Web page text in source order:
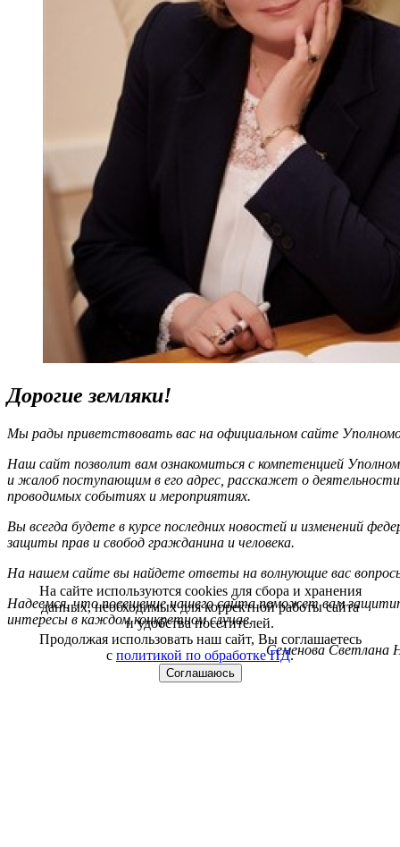
Дорогие земляки!
Мы рады приветствовать вас на официальном сайте
Наш сайт позволит вам ознакомиться с компетенцией
и жалоб поступающим в его адрес, расскажет о
проводимых событиях и мероприятиях.
Вы всегда будете в курсе последних новостей и изменений
защиты прав и свобод гражданина и человека.
На нашем сайте вы найдете ответы на волнующие вас
Надеемся, что посещение нашего сайта поможет вам
интересы в каждом конкретном случае.
Семенова Светлана
На сайте используются cookies для сбора и хранения
данных, необходимых для корректной работы сайта
и удобства посетителей.
Продолжая использовать наш сайт, Вы соглашаетесь
с политикой по обработке ПД.
Соглашаюсь